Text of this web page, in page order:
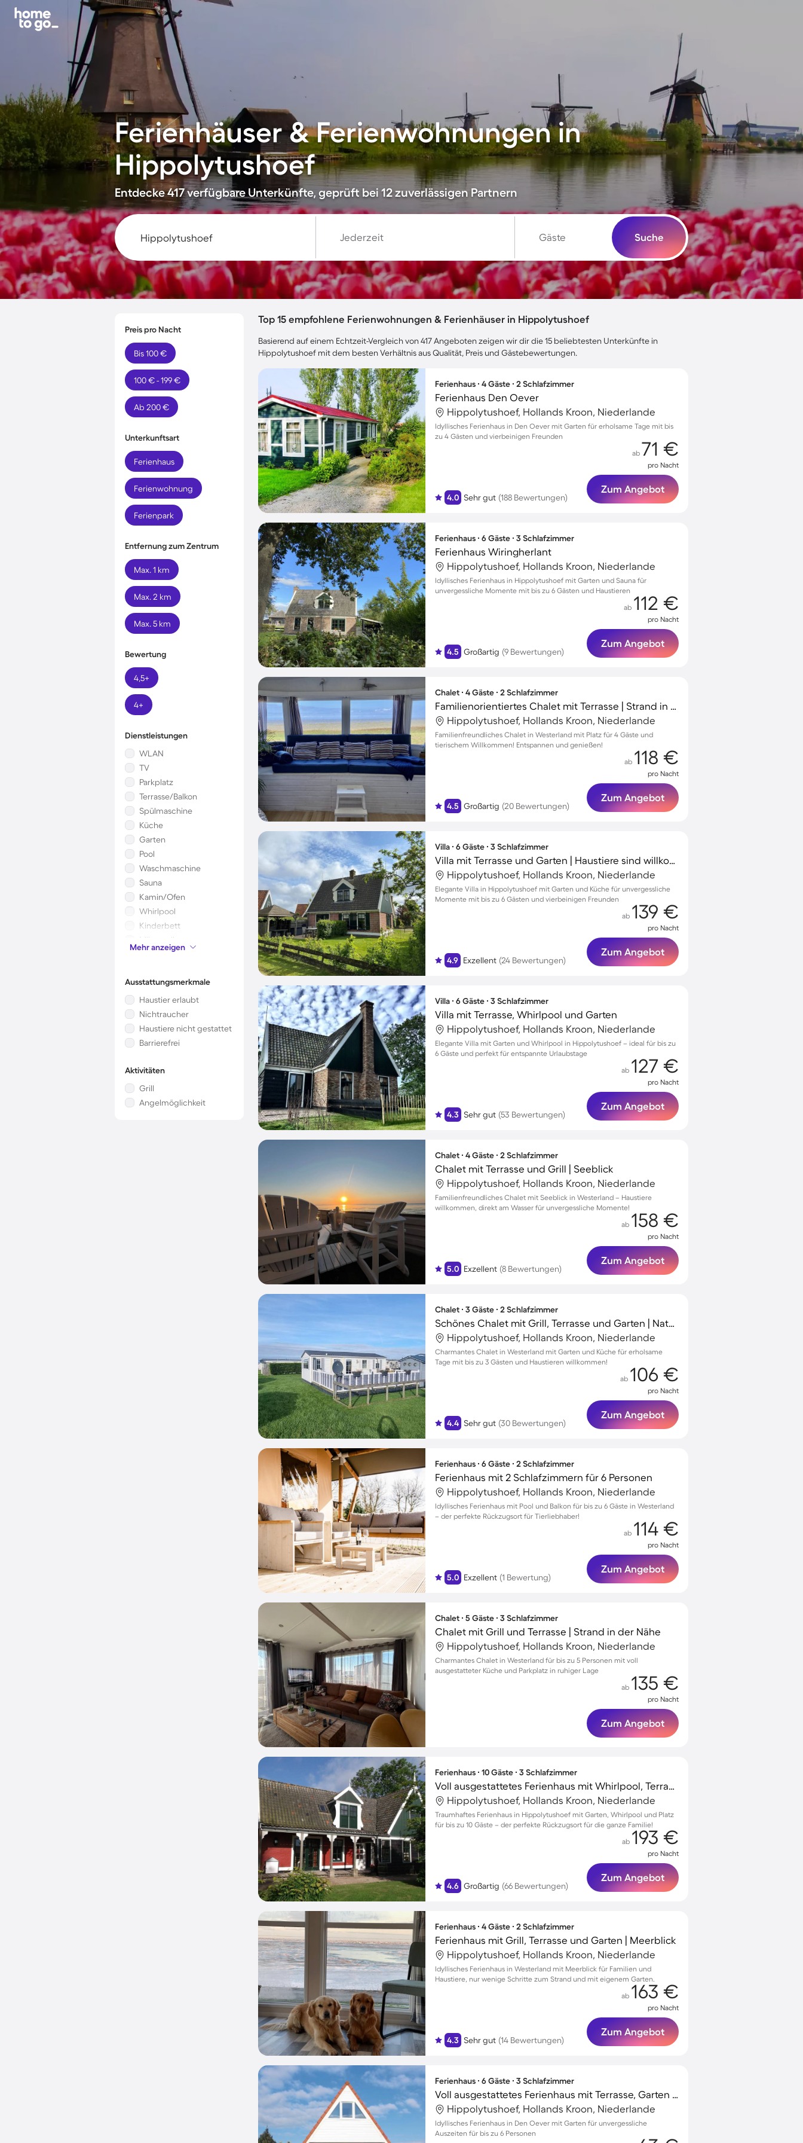
Ferienhäuser & Ferienwohnungen in
Hippolytushoef
Entdecke 417 verfügbare Unterkünfte, geprüft bei 12 zuverlässigen Partnern
Jederzeit Gäste Suche
Preis pro Nacht
Bis 100 €
100 € - 199 €
Ab 200 €
Unterkunftsart
Ferienhaus
Ferienwohnung
Ferienpark
Entfernung zum Zentrum
Max. 1 km
Max. 2 km
Max. 5 km
Bewertung
4,5+
4+
Dienstleistungen
WLAN
TV
Parkplatz
Terrasse/Balkon
Spülmaschine
Küche
Garten
Pool
Waschmaschine
Sauna
Kamin/Ofen
Whirlpool
Kinderbett
Mikrowelle
Klimaanlage
Mehr anzeigen
Ausstattungsmerkmale
Haustier erlaubt
Nichtraucher
Haustiere nicht gestattet
Barrierefrei
Aktivitäten
Grill
Angelmöglichkeit
Top 15 empfohlene Ferienwohnungen & Ferienhäuser in Hippolytushoef
Basierend auf einem Echtzeit-Vergleich von 417 Angeboten zeigen wir dir die 15 beliebtesten Unterkünfte in
Hippolytushoef mit dem besten Verhältnis aus Qualität, Preis und Gästebewertungen.
Ferienhaus ∙ 4 Gäste ∙ 2 Schlafzimmer
Ferienhaus Den Oever
Hippolytushoef, Hollands Kroon, Niederlande
Idyllisches Ferienhaus in Den Oever mit Garten für erholsame Tage mit bis
zu 4 Gästen und vierbeinigen Freunden
4.0 Sehr gut (188 Bewertungen)
ab 71 €
pro Nacht
Zum Angebot
Ferienhaus ∙ 6 Gäste ∙ 3 Schlafzimmer
Ferienhaus Wiringherlant
Hippolytushoef, Hollands Kroon, Niederlande
Idyllisches Ferienhaus in Hippolytushoef mit Garten und Sauna für
unvergessliche Momente mit bis zu 6 Gästen und Haustieren
4.5 Großartig (9 Bewertungen)
ab 112 €
pro Nacht
Zum Angebot
Chalet ∙ 4 Gäste ∙ 2 Schlafzimmer
Familienorientiertes Chalet mit Terrasse | Strand in der Nähe | Haustierfreundlich
Hippolytushoef, Hollands Kroon, Niederlande
Familienfreundliches Chalet in Westerland mit Platz für 4 Gäste und
tierischem Willkommen! Entspannen und genießen!
4.5 Großartig (20 Bewertungen)
ab 118 €
pro Nacht
Zum Angebot
Villa ∙ 6 Gäste ∙ 3 Schlafzimmer
Villa mit Terrasse und Garten | Haustiere sind willkommen
Hippolytushoef, Hollands Kroon, Niederlande
Elegante Villa in Hippolytushoef mit Garten und Küche für unvergessliche
Momente mit bis zu 6 Gästen und vierbeinigen Freunden
4.9 Exzellent (24 Bewertungen)
ab 139 €
pro Nacht
Zum Angebot
Villa ∙ 6 Gäste ∙ 3 Schlafzimmer
Villa mit Terrasse, Whirlpool und Garten
Hippolytushoef, Hollands Kroon, Niederlande
Elegante Villa mit Garten und Whirlpool in Hippolytushoef – ideal für bis zu
6 Gäste und perfekt für entspannte Urlaubstage
4.3 Sehr gut (53 Bewertungen)
ab 127 €
pro Nacht
Zum Angebot
Chalet ∙ 4 Gäste ∙ 2 Schlafzimmer
Chalet mit Terrasse und Grill | Seeblick
Hippolytushoef, Hollands Kroon, Niederlande
Familienfreundliches Chalet mit Seeblick in Westerland – Haustiere
willkommen, direkt am Wasser für unvergessliche Momente!
5.0 Exzellent (8 Bewertungen)
ab 158 €
pro Nacht
Zum Angebot
Chalet ∙ 3 Gäste ∙ 2 Schlafzimmer
Schönes Chalet mit Grill, Terrasse und Garten | Naturblick | Haustiere erlaubt
Hippolytushoef, Hollands Kroon, Niederlande
Charmantes Chalet in Westerland mit Garten und Küche für erholsame
Tage mit bis zu 3 Gästen und Haustieren willkommen!
4.4 Sehr gut (30 Bewertungen)
ab 106 €
pro Nacht
Zum Angebot
Ferienhaus ∙ 6 Gäste ∙ 2 Schlafzimmer
Ferienhaus mit 2 Schlafzimmern für 6 Personen
Hippolytushoef, Hollands Kroon, Niederlande
Idyllisches Ferienhaus mit Pool und Balkon für bis zu 6 Gäste in Westerland
– der perfekte Rückzugsort für Tierliebhaber!
5.0 Exzellent (1 Bewertung)
ab 114 €
pro Nacht
Zum Angebot
Chalet ∙ 5 Gäste ∙ 3 Schlafzimmer
Chalet mit Grill und Terrasse | Strand in der Nähe
Hippolytushoef, Hollands Kroon, Niederlande
Charmantes Chalet in Westerland für bis zu 5 Personen mit voll
ausgestatteter Küche und Parkplatz in ruhiger Lage
ab 135 €
pro Nacht
Zum Angebot
Ferienhaus ∙ 10 Gäste ∙ 3 Schlafzimmer
Voll ausgestattetes Ferienhaus mit Whirlpool, Terrasse und Garten | Haustiere sind willkommen
Hippolytushoef, Hollands Kroon, Niederlande
Traumhaftes Ferienhaus in Hippolytushoef mit Garten, Whirlpool und Platz
für bis zu 10 Gäste – der perfekte Rückzugsort für die ganze Familie!
4.6 Großartig (66 Bewertungen)
ab 193 €
pro Nacht
Zum Angebot
Ferienhaus ∙ 4 Gäste ∙ 2 Schlafzimmer
Ferienhaus mit Grill, Terrasse und Garten | Meerblick
Hippolytushoef, Hollands Kroon, Niederlande
Idyllisches Ferienhaus in Westerland mit Meerblick für Familien und
Haustiere, nur wenige Schritte zum Strand und mit eigenem Garten.
4.3 Sehr gut (14 Bewertungen)
ab 163 €
pro Nacht
Zum Angebot
Ferienhaus ∙ 6 Gäste ∙ 3 Schlafzimmer
Voll ausgestattetes Ferienhaus mit Terrasse, Garten und Grill | Naturblick
Hippolytushoef, Hollands Kroon, Niederlande
Idyllisches Ferienhaus in Den Oever mit Garten für unvergessliche
Auszeiten für bis zu 6 Personen